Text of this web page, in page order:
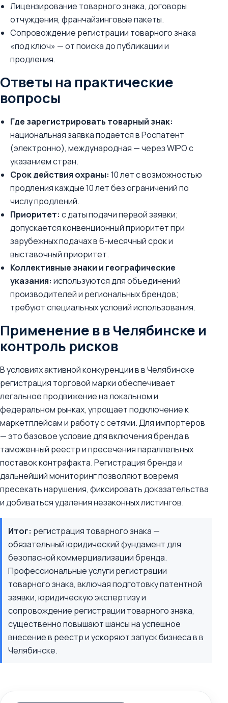
Лицензирование товарного знака, договоры
отчуждения, франчайзинговые пакеты.
Сопровождение регистрации товарного знака
«под ключ» — от поиска до публикации и
продления.
Ответы на практические
вопросы
Где зарегистрировать товарный знак:
национальная заявка подается в Роспатент
(электронно), международная — через WIPO с
указанием стран.
Срок действия охраны: 10 лет с возможностью
продления каждые 10 лет без ограничений по
числу продлений.
Приоритет: с даты подачи первой заявки;
допускается конвенционный приоритет при
зарубежных подачах в 6-месячный срок и
выставочный приоритет.
Коллективные знаки и географические
указания: используются для объединений
производителей и региональных брендов;
требуют специальных условий использования.
Применение в в Челябинске и
контроль рисков
В условиях активной конкуренции в в Челябинске
регистрация торговой марки обеспечивает
легальное продвижение на локальном и
федеральном рынках, упрощает подключение к
маркетплейсам и работу с сетями. Для импортеров
— это базовое условие для включения бренда в
таможенный реестр и пресечения параллельных
поставок контрафакта. Регистрация бренда и
дальнейший мониторинг позволяют вовремя
пресекать нарушения, фиксировать доказательства
и добиваться удаления незаконных листингов.
Итог: регистрация товарного знака —
обязательный юридический фундамент для
безопасной коммерциализации бренда.
Профессиональные услуги регистрации
товарного знака, включая подготовку патентной
заявки, юридическую экспертизу и
сопровождение регистрации товарного знака,
существенно повышают шансы на успешное
внесение в реестр и ускоряют запуск бизнеса в в
Челябинске.